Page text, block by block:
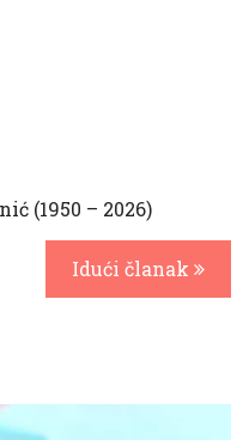
(1950 – 2026)
Idući članak